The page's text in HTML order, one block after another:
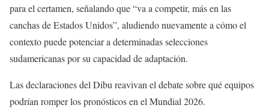
para el certamen, señalando que “va a competir, más en las
canchas de Estados Unidos”, aludiendo nuevamente a cómo el
contexto puede potenciar a determinadas selecciones
sudamericanas por su capacidad de adaptación.
Las declaraciones del Dibu reavivan el debate sobre qué equipos
podrían romper los pronósticos en el Mundial 2026.